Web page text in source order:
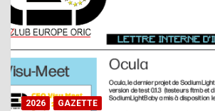
t
a
s
2026 GAZETTE